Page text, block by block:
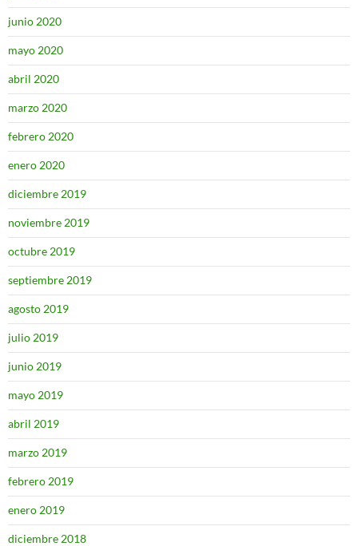
junio 2020
mayo 2020
abril 2020
marzo 2020
febrero 2020
enero 2020
diciembre 2019
noviembre 2019
octubre 2019
septiembre 2019
agosto 2019
julio 2019
junio 2019
mayo 2019
abril 2019
marzo 2019
febrero 2019
enero 2019
diciembre 2018